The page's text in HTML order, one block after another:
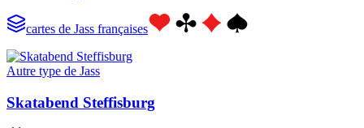
cartes de Jass françaises
Autre type de Jass
Skatabend Steffisburg